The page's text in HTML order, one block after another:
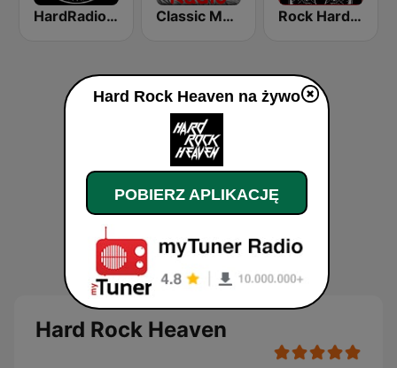
HardRadio.com Classic Metal Radio Rock Hard Radio Classics
Hard Rock Heaven
Hard Rock Heaven na żywo
POBIERZ APLIKACJĘ